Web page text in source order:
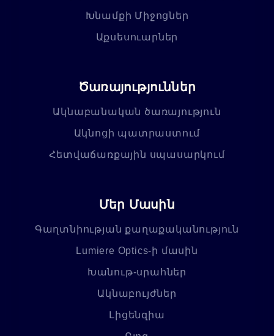
Խնամքի Միջոցներ
Աքսեսուարներ
Ծառայություններ
Ակնաբանական ծառայություն
Ակնոցի պատրաստում
Հետվաճառքային սպասարկում
Մեր Մասին
Գաղտնիության քաղաքականություն
Lumiere Optics-ի մասին
Խանութ-սրահներ
Ակնաբույժներ
Լիցենզիա